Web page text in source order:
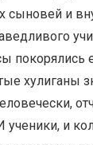
сыновей и
покорялись
хулиганы
ученики, и